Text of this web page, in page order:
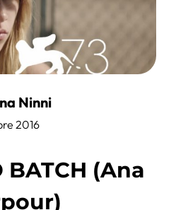
Ninni
2016
BATCH (Ana